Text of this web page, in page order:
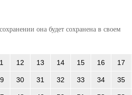
она будет сохранена в своем
12 13 14 15 16 17
30 31 32 33 34 35